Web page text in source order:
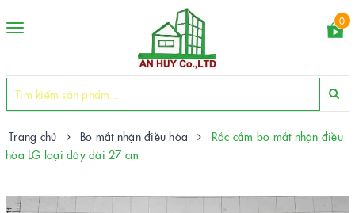
Toggle
0
Trang chủ Bo mắt nhận điều hòa
Rắc cắm bo mắt nhận điều
hòa LG loại dây dài 27 cm